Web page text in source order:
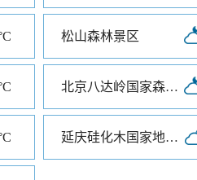
松山森林景区
北京八达岭国家森林公园
延庆硅化木国家地质公园